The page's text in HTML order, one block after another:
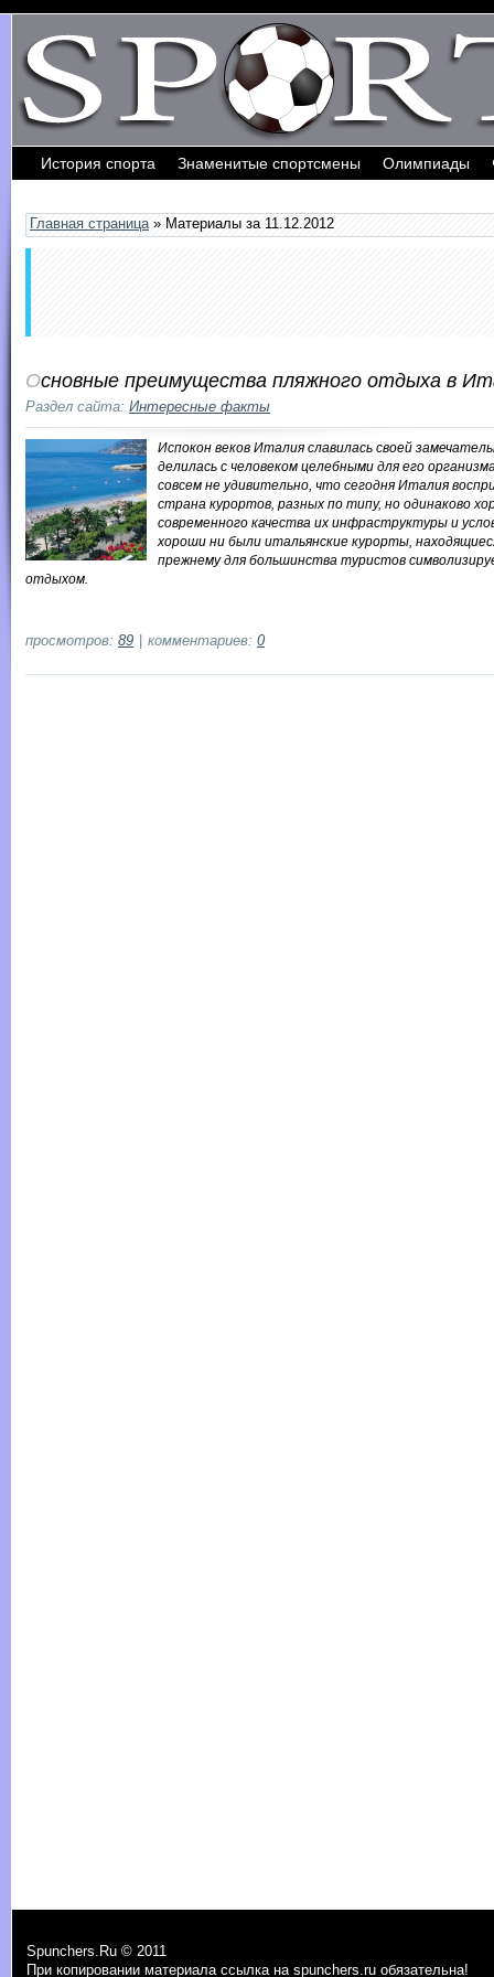
История спорта Знаменитые спортсмены Олимпиады
Главная страница» Материалы за 11.12.2012
Основные преимущества пляжного отдыха в
Раздел сайта: Интересные факты
Испокон веков Италия славилась своей
делилась с человеком целебными для его
совсем не удивительно, что сегодня Италия
страна курортов, разных по типу, но одинаково
современного качества их инфраструктуры и
хороши ни были итальянские курорты,
прежнему для большинства туристов
отдыхом.
просмотров: 89 комментариев: 0
Spunchers.Ru © 2011
При копировании материала ссылка на spunchers.ru обязательна!